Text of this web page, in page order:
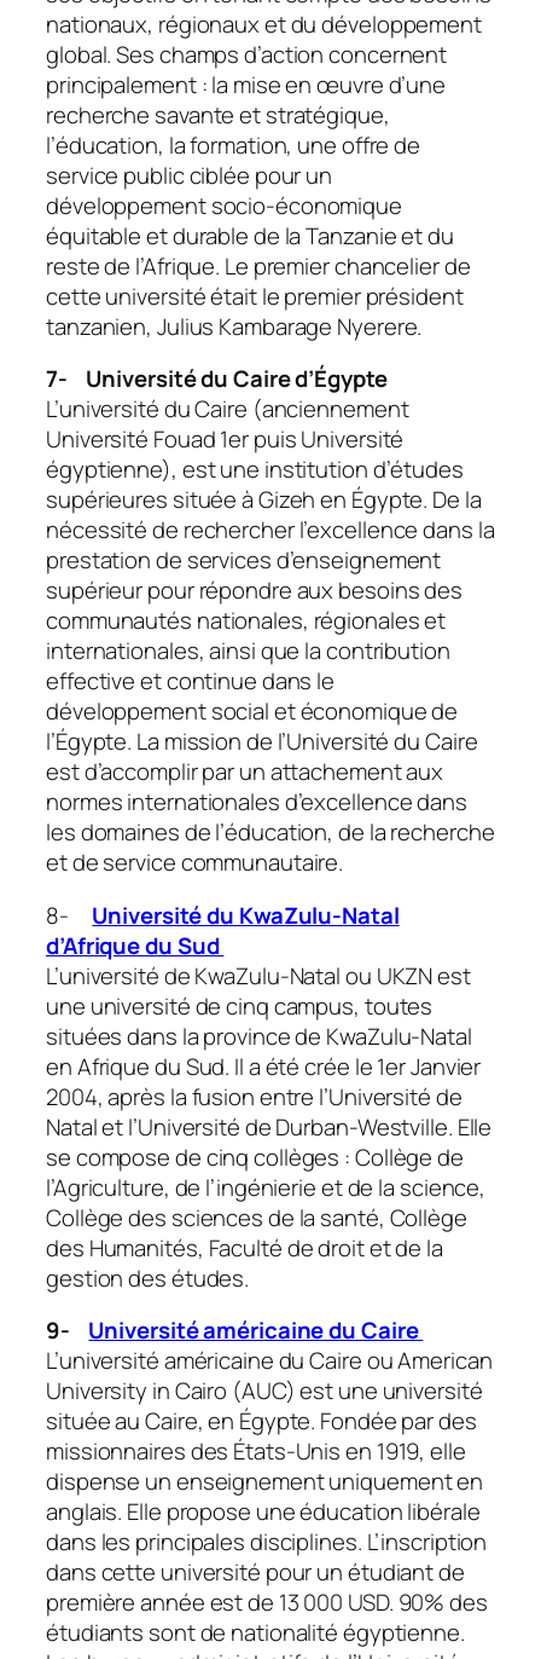
nationaux, régionaux et du développement
global. Ses champs d’action concernent
principalement : la mise en œuvre d’une
recherche savante et stratégique,
l’éducation, la formation, une offre de
service public ciblée pour un
développement socio-économique
équitable et durable de la Tanzanie et du
reste de l’Afrique. Le premier chancelier de
cette université était le premier président
tanzanien, Julius Kambarage Nyerere.
7-
Université du Caire d’Égypte
L’université du Caire (anciennement
Université Fouad 1er puis Université
égyptienne), est une institution d’études
supérieures située à Gizeh en Égypte. De la
nécessité de rechercher l’excellence dans la
prestation de services d’enseignement
supérieur pour répondre aux besoins des
communautés nationales, régionales et
internationales, ainsi que la contribution
effective et continue dans le
développement social et économique de
l’Égypte. La mission de l’Université du Caire
est d’accomplir par un attachement aux
normes internationales d’excellence dans
les domaines de l’éducation, de la recherche
et de service communautaire.
8-
Université du KwaZulu-Natal
d’Afrique du Sud
L’université de KwaZulu-Natal ou UKZN est
une université de cinq campus, toutes
situées dans la province de KwaZulu-Natal
en Afrique du Sud. Il a été crée le 1er Janvier
2004, après la fusion entre l’Université de
Natal et l’Université de Durban-Westville. Elle
se compose de cinq collèges : Collège de
l’Agriculture, de l’ingénierie et de la science,
Collège des sciences de la santé, Collège
des Humanités, Faculté de droit et de la
gestion des études.
9-
Université américaine du Caire
L’université américaine du Caire ou American
University in Cairo (AUC) est une université
située au Caire, en Égypte. Fondée par des
missionnaires des États-Unis en 1919, elle
dispense un enseignement uniquement en
anglais. Elle propose une éducation libérale
dans les principales disciplines. L’inscription
dans cette université pour un étudiant de
première année est de 13 000 USD. 90% des
étudiants sont de nationalité égyptienne.